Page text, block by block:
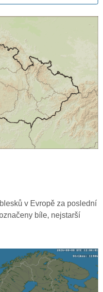
v Evropě za poslední
bíle, nejstarší